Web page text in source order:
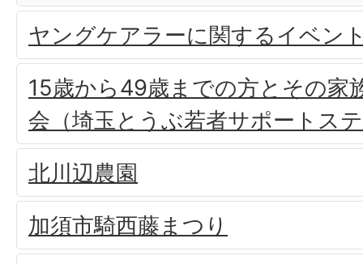
ヤングケアラーに関するイベン
15歳から49歳までの方とその家
会（埼玉とうぶ若者サポートス
北川辺農園
加須市騎西藤まつり